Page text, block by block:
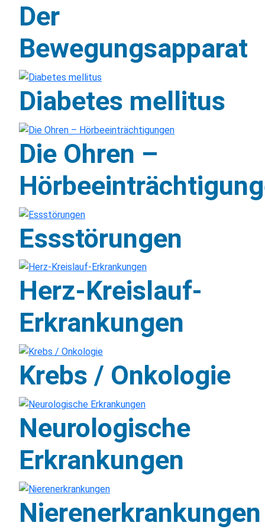
Der
Bewegungsapparat
Diabetes mellitus
Die Ohren –
Essstörungen
Herz-Kreislauf-
Erkrankungen
Krebs / Onkologie
Neurologische
Erkrankungen
Nierenerkrankungen